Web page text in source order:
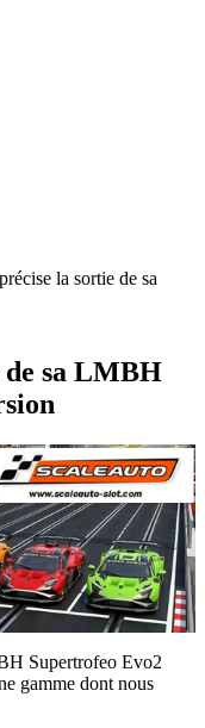
la sortie de sa
de sa LMBH
Supertrofeo Evo2
gamme dont nous